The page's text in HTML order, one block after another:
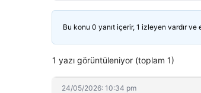
Bu konu 0 yanıt içerir, 1 izleyen vardır ve
1 yazı görüntüleniyor (toplam 1)
24/05/2026: 10:34 pm